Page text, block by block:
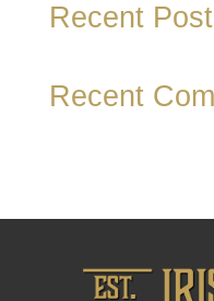
Recent
Recent